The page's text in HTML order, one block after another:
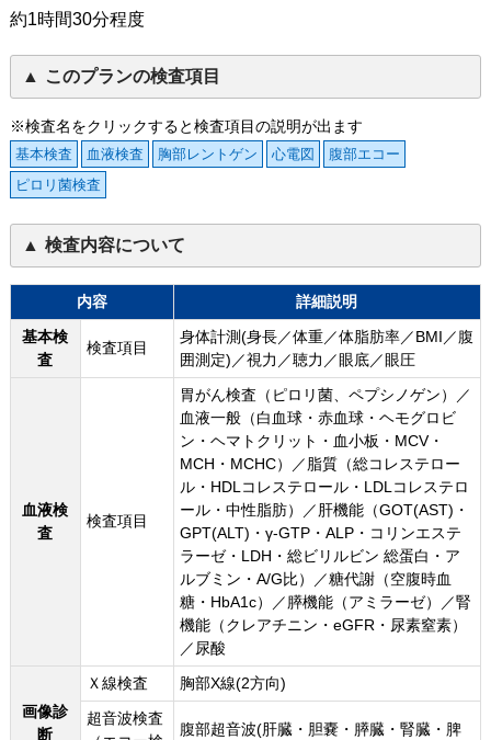
約1時間30分程度
このプランの検査項目
※検査名をクリックすると検査項目の説明が出ます
基本検査 血液検査 胸部レントゲン 心電図
腹部エコー
ピロリ菌検査
検査内容について
内容
詳細説明
基本検
査
検査項目
身体計測(身長／体重／体脂肪率／BMI／腹
囲測定)／視力／聴力／眼底／眼圧
血液検
査
検査項目
胃がん検査（ピロリ菌、ペプシノゲン）／
血液一般（白血球・赤血球・ヘモグロビ
ン・ヘマトクリット・血小板・MCV・
MCH・MCHC）／脂質（総コレステロー
ル・HDLコレステロール・LDLコレステロ
ール・中性脂肪）／肝機能（GOT(AST)・
GPT(ALT)・γ-GTP・ALP・コリンエステ
ラーゼ・LDH・総ビリルビン 総蛋白・ア
ルブミン・A/G比）／糖代謝（空腹時血
糖・HbA1c）／膵機能（アミラーゼ）／腎
機能（クレアチニン・eGFR・尿素窒素）
／尿酸
画像診
断
Ｘ線検査
胸部X線(2方向)
超音波検査
腹部超音波(肝臓・胆嚢・膵臓・腎臓・脾